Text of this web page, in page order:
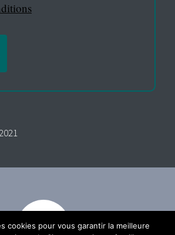
cookies pour vous garantir la meilleure